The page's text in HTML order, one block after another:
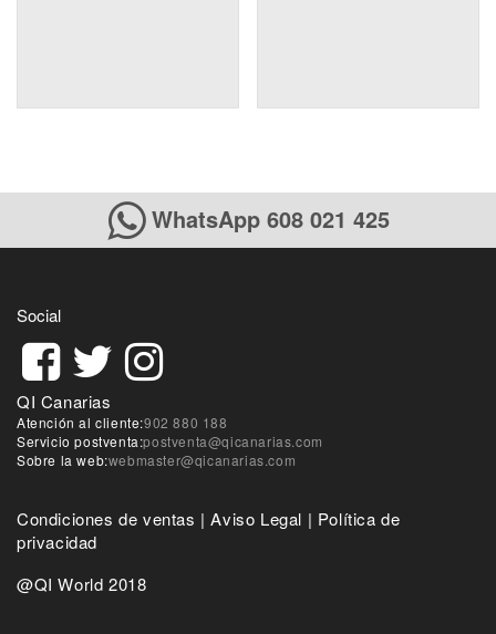
WhatsApp 608 021 425
Social
QI Canarias
Atención al cliente:902 880 188
Servicio postventa:postventa@qicanarias.com
Sobre la web:webmaster@qicanarias.com
Condiciones de ventas |Aviso Legal | Política de
privacidad
@QI World 2018